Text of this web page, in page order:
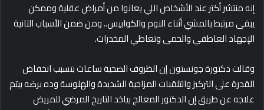
إنه منتشر أكتر عند الأشخاص اللي يعانوا من أمراض عقلية وممكن
يبقى مرتبط بالمشي أثناء النوم والكوابيس.. ومن ضمن الأسباب التانية
الإجهاد العاطفي والحمى وتعاطي المخدرات.
وقالت دكتورة جونستون إن الظروف الصحية ساعات بتسبب انخفاض
القدرة على التركيز والتلقبات المزاجية الشديدة والهلوسة وده برضه بيتم
علاجه عن طريق إن الدكتور المعالج بياخد التاريخ المرضي للمريض